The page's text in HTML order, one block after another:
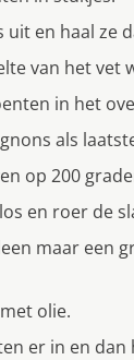
uit en haal ze
van het vet
in het
als
op 200
en roer de
maar een
olie.
er in en